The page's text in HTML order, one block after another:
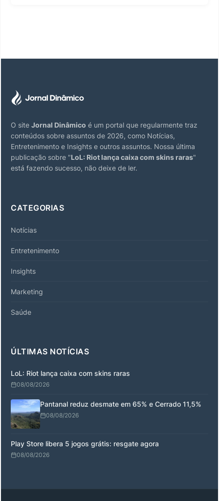
O site Jornal Dinâmico é um portal que regularmente traz
conteúdos sobre assuntos de 2026, como Notícias,
Entretenimento e Insights e outros assuntos. Nossa última
publicação sobre "LoL: Riot lança caixa com skins raras"
está fazendo sucesso, não deixe de ler.
CATEGORIAS
Notícias
Entretenimento
Insights
Marketing
Saúde
ÚLTIMAS NOTÍCIAS
LoL: Riot lança caixa com skins raras
08/08/2026
Pantanal reduz desmate em 65% e Cerrado 11,5%
08/08/2026
Play Store libera 5 jogos grátis: resgate agora
08/08/2026